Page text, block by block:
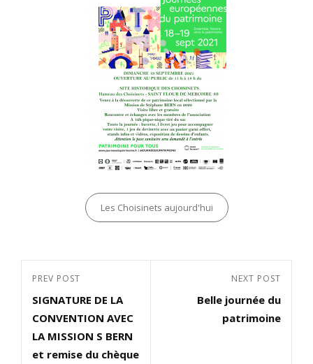
Categories
Les Choisinets aujourd'hui
Navigation
de
l’article
Previous
Post
PREV POST
SIGNATURE DE LA
CONVENTION AVEC
LA MISSION S BERN
et remise du chèque
Post
NEXT POST
Belle journée du
patrimoine